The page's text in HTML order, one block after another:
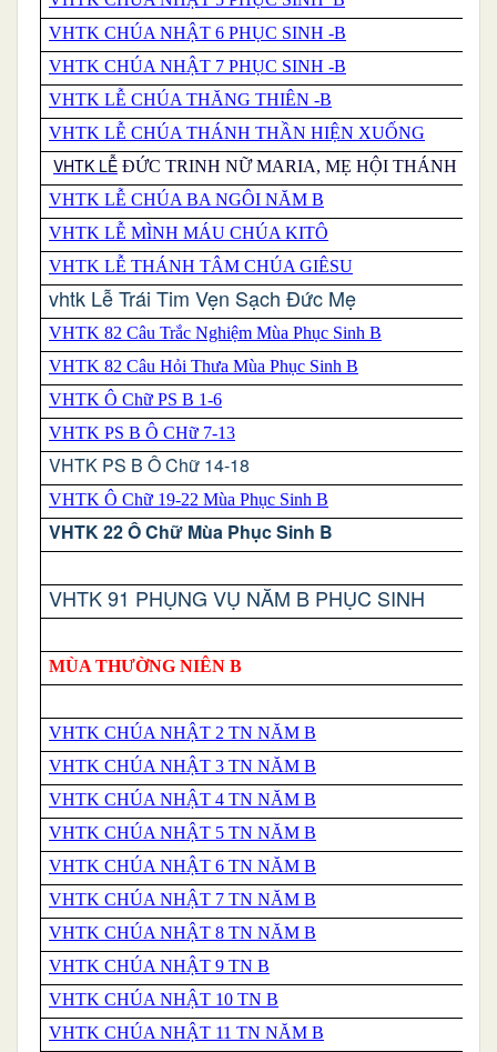
VHTK CHÚA NHẬT 6 PHỤC SINH -B
VHTK CHÚA NHẬT 7 PHỤC SINH -B
VHTK LỄ CHÚA THĂNG THIÊN -B
VHTK LỄ CHÚA THÁNH THẦN HIỆN XUỐNG
VHTK LỄ ĐỨC TRINH NỮ MARIA, MẸ HỘI THÁNH
VHTK LỄ CHÚA BA NGÔI NĂM B
VHTK LỄ MÌNH MÁU CHÚA KITÔ
VHTK LỄ THÁNH TÂM CHÚA GIÊSU
vhtk Lễ Trái Tim Vẹn Sạch Đức Mẹ
VHTK 82 Câu Trắc Nghiệm Mùa Phục Sinh B
VHTK 82 Câu Hỏi Thưa Mùa Phục Sinh B
VHTK Ô Chữ PS B 1-6
VHTK PS B Ô CHữ 7-13
VHTK PS B Ô Chữ 14-18
VHTK Ô Chữ 19-22 Mùa Phục Sinh B
VHTK 22 Ô Chữ Mùa Phục Sinh B
VHTK 91 PHỤNG VỤ NĂM B PHỤC SINH
MÙA THƯỜNG NIÊN B
VHTK CHÚA NHẬT 2 TN NĂM B
VHTK CHÚA NHẬT 3 TN NĂM B
VHTK CHÚA NHẬT 4 TN NĂM B
VHTK CHÚA NHẬT 5 TN NĂM B
VHTK CHÚA NHẬT 6 TN NĂM B
VHTK CHÚA NHẬT 7 TN NĂM B
VHTK CHÚA NHẬT 8 TN NĂM B
VHTK CHÚA NHẬT 9 TN B
VHTK CHÚA NHẬT 10 TN B
VHTK CHÚA NHẬT 11 TN NĂM B